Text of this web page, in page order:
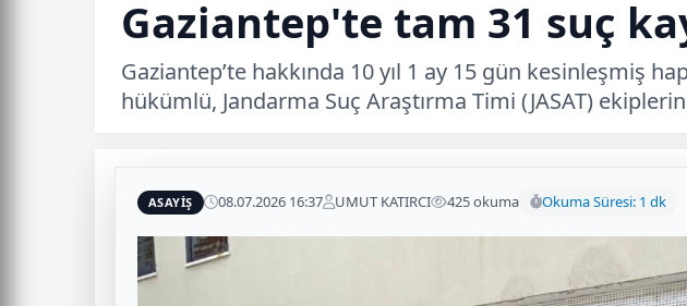
Gaziantep'te tam 31 suç
Gaziantep’te hakkında 10 yıl 1 ay 15 gün kesinleşmiş
hükümlü, Jandarma Suç Araştırma Timi (JASAT)
ASAYİŞ 08.07.2026 16:37 UMUT KATIRCI 425 okuma Okuma Süresi: 1 dk